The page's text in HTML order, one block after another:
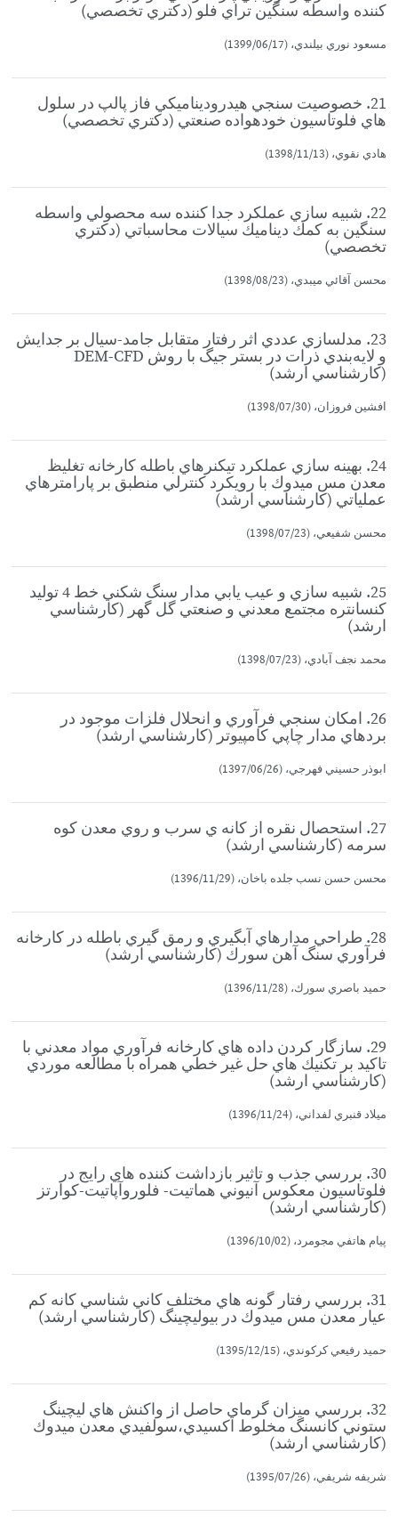
كننده واسطه سنگين تراي فلو (دكتري تخصصي)
مسعود نوري بيلندي، (1399/06/17)
21. خصوصيت سنجي هيدروديناميكي فاز پالپ در سلول
هاي فلوتاسيون خودهواده صنعتي (دكتري تخصصي)
هادي نقوي، (1398/11/13)
22. شبيه سازي عملكرد جدا كننده سه محصولي واسطه
سنگين به كمك ديناميك سيالات محاسباتي (دكتري
تخصصي)
محسن آقائي ميبدي، (1398/08/23)
23. مدلسازي عددي اثر رفتار متقابل جامد-سيال بر جدايش
و لايه‌بندي ذرات در بستر جيگ با روش DEM-CFD
(كارشناسي ارشد)
افشين فروزان، (1398/07/30)
24. بهينه سازي عملكرد تيكنرهاي باطله كارخانه تغليظ
معدن مس ميدوك با رويكرد كنترلي منطبق بر پارامترهاي
عملياتي (كارشناسي ارشد)
محسن شفيعي، (1398/07/23)
25. شبيه سازي و عيب يابي مدار سنگ شكني خط 4 توليد
كنسانتره مجتمع معدني و صنعتي گل گهر (كارشناسي
ارشد)
محمد نجف آبادي، (1398/07/23)
26. امكان سنجي فرآوري و انحلال فلزات موجود در
بردهاي مدار چاپي كامپيوتر (كارشناسي ارشد)
ابوذر حسيني فهرجي، (1397/06/26)
27. استحصال نقره از كانه ي سرب و روي معدن كوه
سرمه (كارشناسي ارشد)
محسن حسن نسب جلده باخان، (1396/11/29)
28. طراحي مدارهاي آبگيري و رمق گيري باطله در كارخانه
فرآوري سنگ آهن سورك (كارشناسي ارشد)
حميد باصري سورك، (1396/11/28)
29. سازگار كردن داده هاي كارخانه فرآوري مواد معدني با
تاكيد بر تكنيك هاي حل غير خطي همراه با مطالعه موردي
(كارشناسي ارشد)
ميلاد قنبري لفداني، (1396/11/24)
30. بررسي جذب و تاثير بازداشت كننده هاي رايج در
فلوتاسيون معكوس آنيوني هماتيت- فلوروآپاتيت-كوارتز
(كارشناسي ارشد)
پيام هاتفي مجومرد، (1396/10/02)
31. بررسي رفتار گونه هاي مختلف كاني شناسي كانه كم
عيار معدن مس ميدوك در بيوليچينگ (كارشناسي ارشد)
حميد رفيعي كركوندي، (1395/12/15)
32. بررسي ميزان گرماي حاصل از واكنش هاي ليچينگ
ستوني كانسنگ مخلوط اكسيدي،سولفيدي معدن ميدوك
(كارشناسي ارشد)
شريفه شريفي، (1395/07/26)